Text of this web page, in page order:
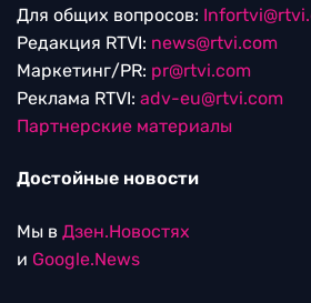
Для общих вопросов:
Редакция RTVI: news@rtvi.com
Маркетинг/PR: pr@rtvi.com
Реклама RTVI: adv-eu@rtvi.com
Партнерские материалы
Достойные новости
Мы в Дзен.Новостях
и Google.News